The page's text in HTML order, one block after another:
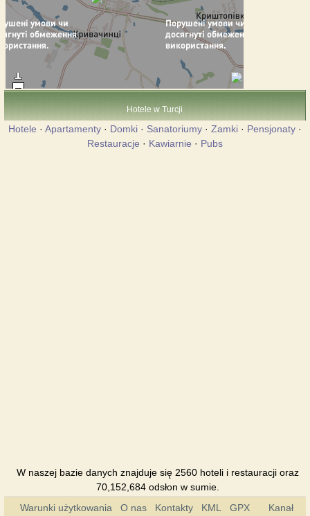
Hotele w Turcji
Hotele · Apartamenty · Domki · Sanatoriumy · Zamki · Pensjonaty ·
Restauracje · Kawiarnie · Pubs
W naszej bazie danych znajduje się 2560 hoteli i restauracji oraz
70,152,684 odsłon w sumie.
Warunki użytkowania
O nas Kontakty KML GPX Kanał